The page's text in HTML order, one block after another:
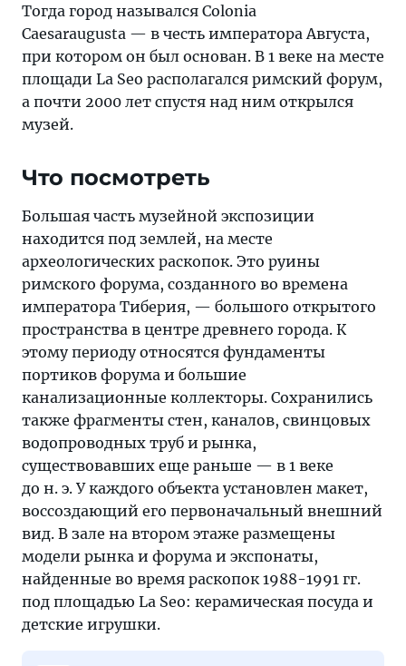
Тогда город назывался Colonia
Caesaraugusta — в честь императора Августа,
при котором он был основан. В 1 веке на месте
площади La Seo располагался римский форум,
а почти 2000 лет спустя над ним открылся
музей.
Что посмотреть
Большая часть музейной экспозиции
находится под землей, на месте
археологических раскопок. Это руины
римского форума, созданного во времена
императора Тиберия, — большого открытого
пространства в центре древнего города. К
этому периоду относятся фундаменты
портиков форума и большие
канализационные коллекторы. Сохранились
также фрагменты стен, каналов, свинцовых
водопроводных труб и рынка,
существовавших еще раньше — в 1 веке
до н. э. У каждого объекта установлен макет,
воссоздающий его первоначальный внешний
вид. В зале на втором этаже размещены
модели рынка и форума и экспонаты,
найденные во время раскопок 1988-1991 гг.
под площадью La Seo: керамическая посуда и
детские игрушки.